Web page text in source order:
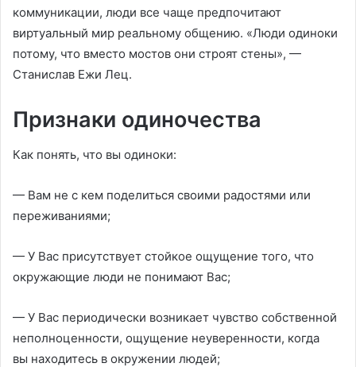
коммуникации, люди все чаще предпочитают
виртуальный мир реальному общению. «Люди одиноки
потому, что вместо мостов они строят стены», —
Станислав Ежи Лец.
Признаки одиночества
Как понять, что вы одиноки:
— Вам не с кем поделиться своими радостями или
переживаниями;
— У Вас присутствует стойкое ощущение того, что
окружающие люди не понимают Вас;
— У Вас периодически возникает чувство собственной
неполноценности, ощущение неуверенности, когда
вы находитесь в окружении людей;